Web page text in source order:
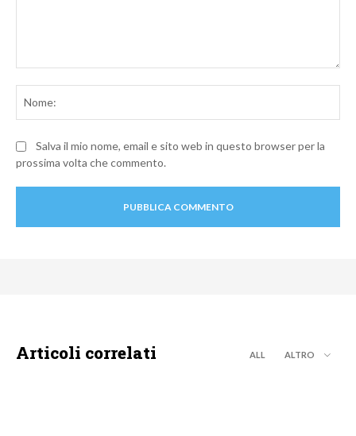
Salva il mio nome, email e sito web in questo browser per la
prossima volta che commento.
Articoli correlati ALL ALTRO